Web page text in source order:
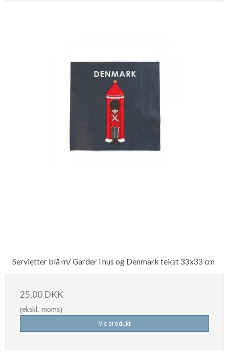
Servietter blå m/ Garder i hus og Denmark tekst 33x33 cm
25,00 DKK
(ekskl. moms)
Vis produkt